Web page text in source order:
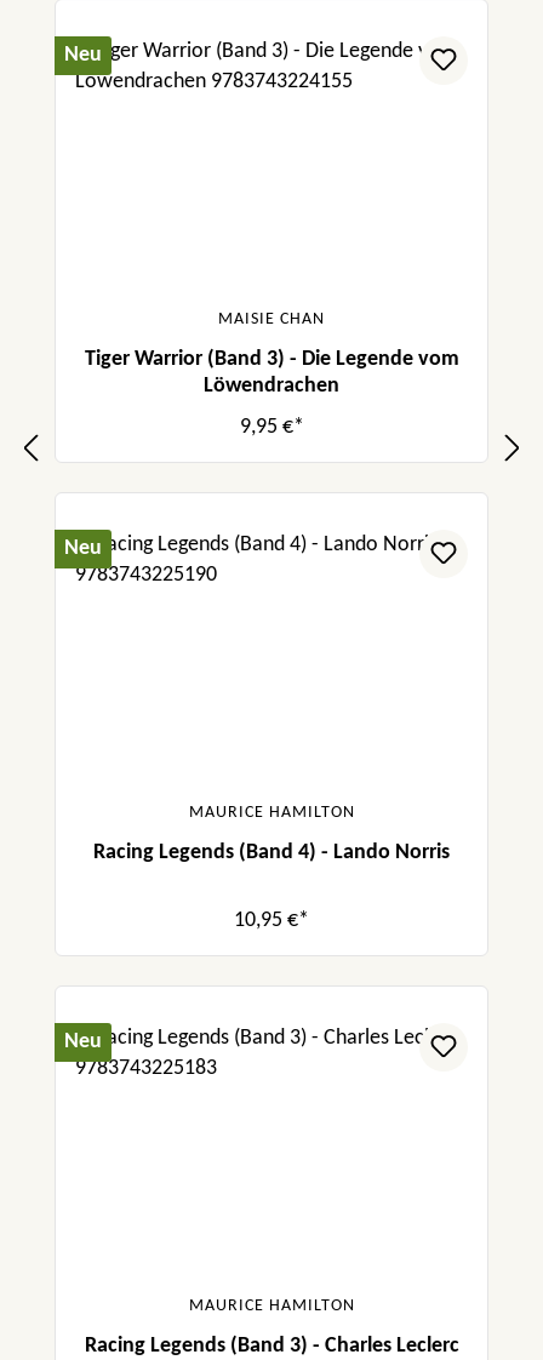
Neu
MAISIE CHAN
Tiger Warrior (Band 3) - Die Legende vom
Löwendrachen
9,95 €*
Neu
MAURICE HAMILTON
Racing Legends (Band 4) - Lando Norris
10,95 €*
Neu
MAURICE HAMILTON
Racing Legends (Band 3) - Charles Leclerc